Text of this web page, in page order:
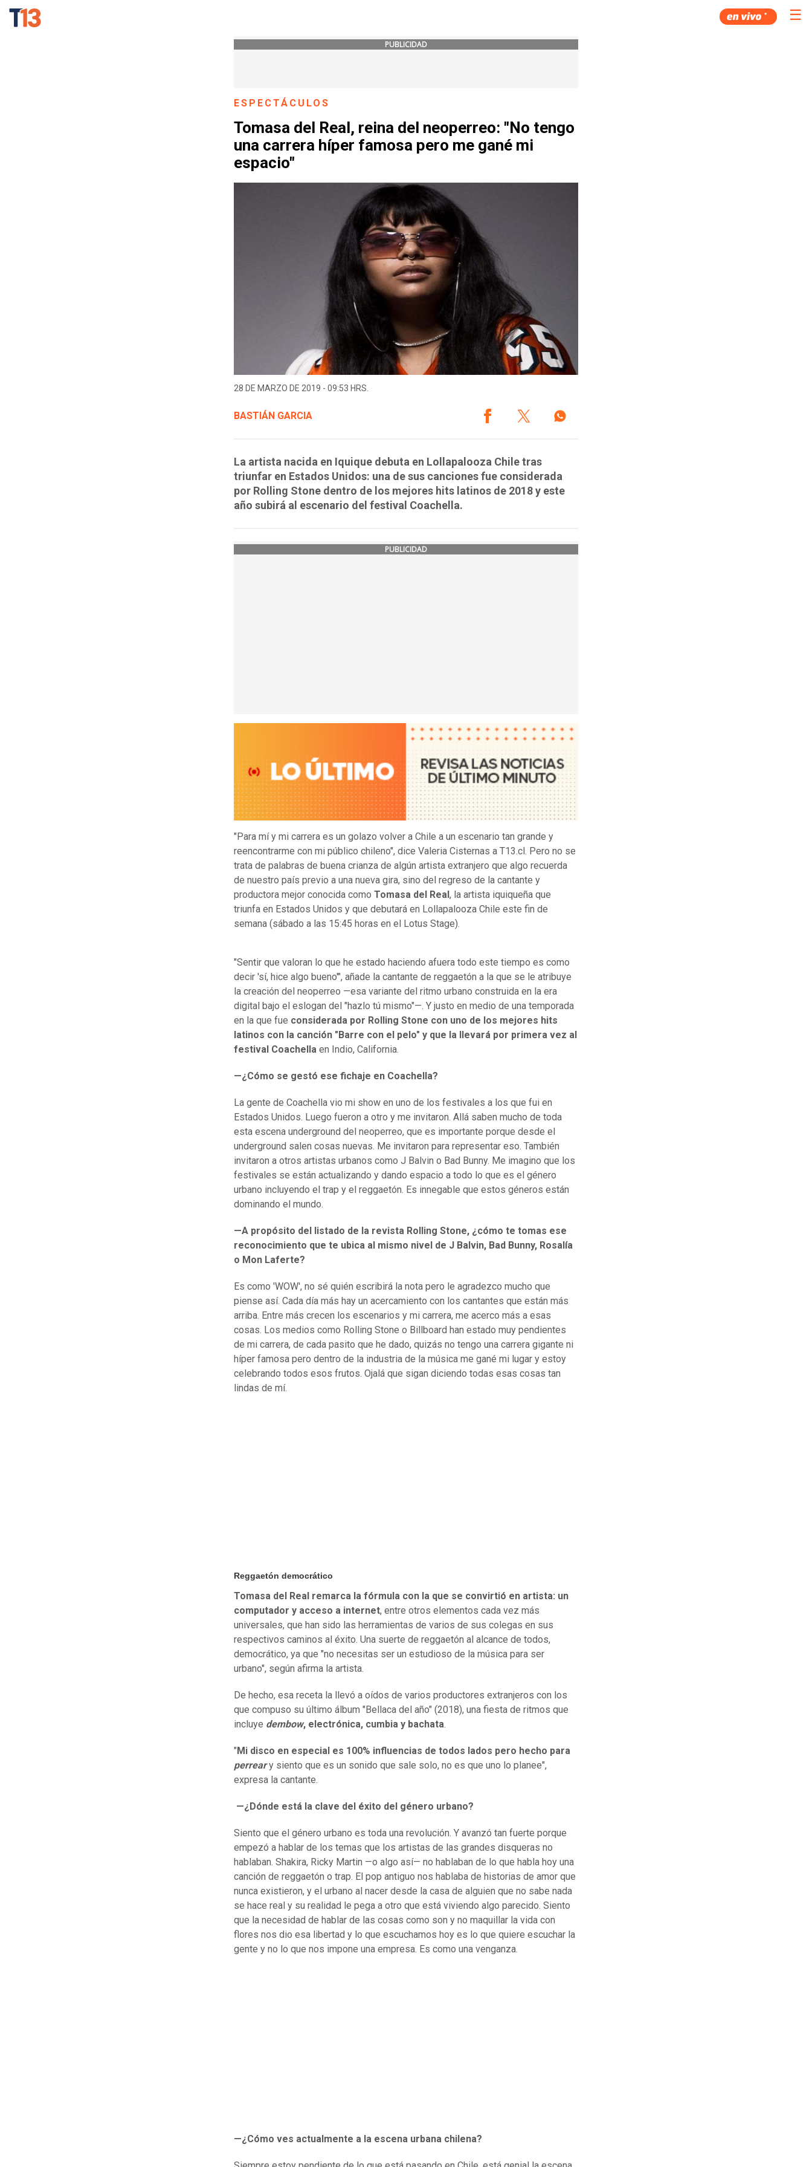
☰
PUBLICIDAD
ESPECTÁCULOS
Tomasa del Real, reina del neoperreo: "No tengo
una carrera híper famosa pero me gané mi
espacio"
28 DE MARZO DE 2019 - 09:53 HRS.
BASTIÁN GARCIA
La artista nacida en Iquique debuta en Lollapalooza Chile tras
triunfar en Estados Unidos: una de sus canciones fue considerada
por Rolling Stone dentro de los mejores hits latinos de 2018 y este
año subirá al escenario del festival Coachella.
PUBLICIDAD
"Para mí y mi carrera es un golazo volver a Chile a un escenario tan grande y
reencontrarme con mi público chileno", dice Valeria Cisternas a T13.cl. Pero no se
trata de palabras de buena crianza de algún artista extranjero que algo recuerda
de nuestro país previo a una nueva gira, sino del regreso de la cantante y
productora mejor conocida como Tomasa del Real , la artista iquiqueña que
triunfa en Estados Unidos y que debutará en Lollapalooza Chile este fin de
semana (sábado a las 15:45 horas en el Lotus Stage).
"Sentir que valoran lo que he estado haciendo afuera todo este tiempo es como
decir 'sí, hice algo bueno'", añade la cantante de reggaetón a la que se le atribuye
la creación del neoperreo —esa variante del ritmo urbano construida en la era
digital bajo el eslogan del "hazlo tú mismo"—. Y justo en medio de una temporada
en la que fue considerada por Rolling Stone con uno de los mejores hits
latinos con la canción "Barre con el pelo" y que la llevará por primera vez al
festival Coachella en Indio, California.
—¿Cómo se gestó ese fichaje en Coachella?
La gente de Coachella vio mi show en uno de los festivales a los que fui en
Estados Unidos. Luego fueron a otro y me invitaron. Allá saben mucho de toda
esta escena underground del neoperreo, que es importante porque desde el
underground salen cosas nuevas. Me invitaron para representar eso. También
invitaron a otros artistas urbanos como J Balvin o Bad Bunny. Me imagino que los
festivales se están actualizando y dando espacio a todo lo que es el género
urbano incluyendo el trap y el reggaetón. Es innegable que estos géneros están
dominando el mundo.
—A propósito del listado de la revista Rolling Stone, ¿cómo te tomas ese
reconocimiento que te ubica al mismo nivel de J Balvin, Bad Bunny, Rosalía
o Mon Laferte?
Es como 'WOW', no sé quién escribirá la nota pero le agradezco mucho que
piense así. Cada día más hay un acercamiento con los cantantes que están más
arriba. Entre más crecen los escenarios y mi carrera, me acerco más a esas
cosas. Los medios como Rolling Stone o Billboard han estado muy pendientes
de mi carrera, de cada pasito que he dado, quizás no tengo una carrera gigante ni
híper famosa pero dentro de la industria de la música me gané mi lugar y estoy
celebrando todos esos frutos. Ojalá que sigan diciendo todas esas cosas tan
lindas de mí.
Reggaetón democrático
Tomasa del Real remarca la fórmula con la que se convirtió en artista: un
computador y acceso a internet, entre otros elementos cada vez más
universales, que han sido las herramientas de varios de sus colegas en sus
respectivos caminos al éxito. Una suerte de reggaetón al alcance de todos,
democrático, ya que "no necesitas ser un estudioso de la música para ser
urbano", según afirma la artista.
De hecho, esa receta la llevó a oídos de varios productores extranjeros con los
que compuso su último álbum "Bellaca del año" (2018), una fiesta de ritmos que
incluye dembow, electrónica, cumbia y bachata.
" Mi disco en especial es 100% influencias de todos lados pero hecho para
perreary siento que es un sonido que sale solo, no es que uno lo planee",
expresa la cantante.
—¿Dónde está la clave del éxito del género urbano?
Siento que el género urbano es toda una revolución. Y avanzó tan fuerte porque
empezó a hablar de los temas que los artistas de las grandes disqueras no
hablaban. Shakira, Ricky Martin —o algo así— no hablaban de lo que habla hoy una
canción de reggaetón o trap. El pop antiguo nos hablaba de historias de amor que
nunca existieron, y el urbano al nacer desde la casa de alguien que no sabe nada
se hace real y su realidad le pega a otro que está viviendo algo parecido. Siento
que la necesidad de hablar de las cosas como son y no maquillar la vida con
flores nos dio esa libertad y lo que escuchamos hoy es lo que quiere escuchar la
gente y no lo que nos impone una empresa. Es como una venganza.
—¿Cómo ves actualmente a la escena urbana chilena?